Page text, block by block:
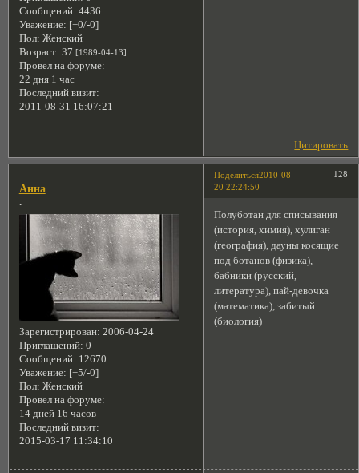
Сообщений: 4436
Уважение: [+0/-0]
Пол: Женский
Возраст: 37 [1989-04-13]
Провел на форуме:
22 дня 1 час
Последний визит:
2011-08-31 16:07:21
Цитировать
Поделиться 128
2010-08-
20 22:24:50
Анна
.
Зарегистрирован: 2006-04-24
Приглашений: 0
Сообщений: 12670
Уважение: [+5/-0]
Пол: Женский
Провел на форуме:
14 дней 16 часов
Последний визит:
2015-03-17 11:34:10
Полуботан для списывания
(история, химия), хулиган
(география), дауны косящие
под ботанов (физика),
бабники (русский,
литература), пай-девочка
(математика), забитый
(биология)